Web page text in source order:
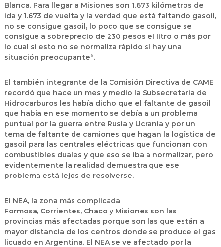
Blanca. Para llegar a Misiones son 1.673 kilómetros de
ida y 1.673 de vuelta y la verdad que está faltando gasoil,
no se consigue gasoil, lo poco que se consigue se
consigue a sobreprecio de 230 pesos el litro o más por
lo cual si esto no se normaliza rápido sí hay una
situación preocupante“.
El también integrante de la Comisión Directiva de CAME
recordó que hace un mes y medio la Subsecretaria de
Hidrocarburos les había dicho que el faltante de gasoil
que había en ese momento se debía a un problema
puntual por la guerra entre Rusia y Ucrania y por un
tema de faltante de camiones que hagan la logística de
gasoil para las centrales eléctricas que funcionan con
combustibles duales y que eso se iba a normalizar, pero
evidentemente la realidad demuestra que ese
problema está lejos de resolverse.
El NEA, la zona más complicada
Formosa, Corrientes, Chaco y Misiones son las
provincias más afectadas porque son las que están a
mayor distancia de los centros donde se produce el gas
licuado en Argentina. El NEA se ve afectado por la